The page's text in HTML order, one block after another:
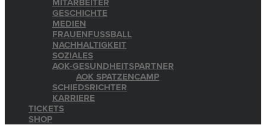
MITARBEITER
GESCHICHTE
MEDIEN
FRAUENFUSSBALL
NACHHALTIGKEIT
SOZIALES
AOK-GESUNDHEITSPARTNER
AOK SPATZENCAMP
SCHIEDSRICHTER
KARRIERE
TICKETS
SHOP